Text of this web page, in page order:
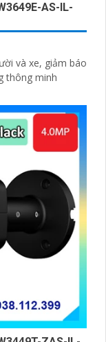
AS-IL-
và xe, giảm báo
thông minh